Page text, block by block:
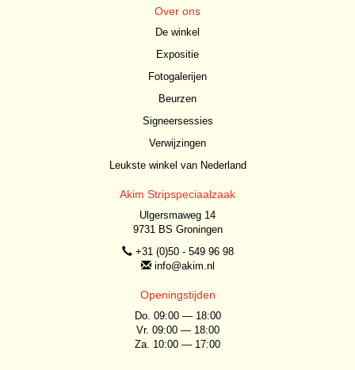
Over ons
De winkel
Expositie
Fotogalerijen
Beurzen
Signeersessies
Verwijzingen
Leukste winkel van Nederland
Akim Stripspeciaalzaak
Ulgersmaweg 14
9731 BS Groningen
+31 (0)50 - 549 96 98
info@akim.nl
Openingstijden
Do. 09:00 — 18:00
Vr. 09:00 — 18:00
Za. 10:00 — 17:00